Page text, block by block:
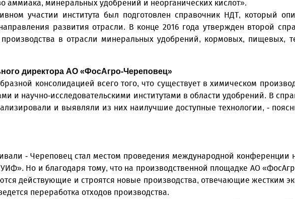
аммиака, минеральных удобрений и неорганических кислот».
участии института был подготовлен справочник НДТ, который
развития отрасли. В конце 2016 года утвержден второй
в отрасли минеральных удобрений, кормовых,
директора АО «ФосАгро-Череповец»
консолидацией всего того, что существует в химическом
и научно-исследовательскими институтами в области удобрений. В
и выявляли из них наилучшие доступные технологии, -
- Череповец стал местом проведения международной конференции
Но и благодаря тому, что на производственной площадке АО
действующие и строятся новые производства, отвечающие жестким
переработка отходов производства.